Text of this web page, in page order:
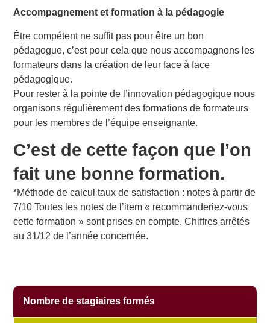
Accompagnement et formation à la pédagogie
Être compétent ne suffit pas pour être un bon
pédagogue, c’est pour cela que nous accompagnons les
formateurs dans la création de leur face à face
pédagogique.
Pour rester à la pointe de l’innovation pédagogique nous
organisons régulièrement des formations de formateurs
pour les membres de l’équipe enseignante.
C’est de cette façon que l’on
fait une bonne formation.
*Méthode de calcul taux de satisfaction : notes à partir de
7/10 Toutes les notes de l’item « recommanderiez-vous
cette formation » sont prises en compte. Chiffres arrêtés
au 31/12 de l’année concernée.
Nombre de stagiaires formés